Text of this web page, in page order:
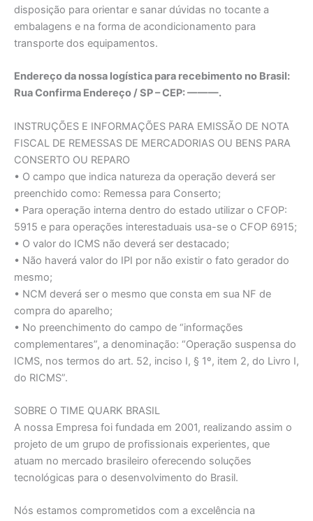
disposição para orientar e sanar dúvidas no tocante a
embalagens e na forma de acondicionamento para
transporte dos equipamentos.
Endereço da nossa logística para recebimento no Brasil:
Rua Confirma Endereço / SP – CEP: ———.
INSTRUÇÕES E INFORMAÇÕES PARA EMISSÃO DE NOTA
FISCAL DE REMESSAS DE MERCADORIAS OU BENS PARA
CONSERTO OU REPARO
• O campo que indica natureza da operação deverá ser
preenchido como: Remessa para Conserto;
• Para operação interna dentro do estado utilizar o CFOP:
5915 e para operações interestaduais usa-se o CFOP 6915;
• O valor do ICMS não deverá ser destacado;
• Não haverá valor do IPI por não existir o fato gerador do
mesmo;
• NCM deverá ser o mesmo que consta em sua NF de
compra do aparelho;
• No preenchimento do campo de “informações
complementares”, a denominação: “Operação suspensa do
ICMS, nos termos do art. 52, inciso I, § 1º, item 2, do Livro I,
do RICMS”.
SOBRE O TIME QUARK BRASIL
A nossa Empresa foi fundada em 2001, realizando assim o
projeto de um grupo de profissionais experientes, que
atuam no mercado brasileiro oferecendo soluções
tecnológicas para o desenvolvimento do Brasil.
Nós estamos comprometidos com a excelência na